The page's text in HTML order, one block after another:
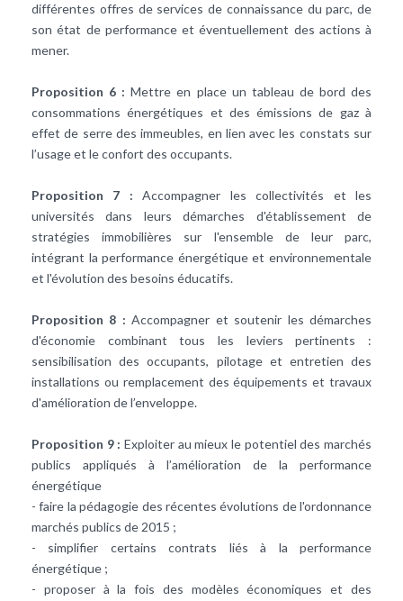
différentes offres de services de connaissance du parc, de
son état de performance et éventuellement des actions à
mener.
Proposition 6 : Mettre en place un tableau de bord des
consommations énergétiques et des émissions de gaz à
effet de serre des immeubles, en lien avec les constats sur
l’usage et le confort des occupants.
Proposition 7 : Accompagner les collectivités et les
universités dans leurs démarches d'établissement de
stratégies immobilières sur l'ensemble de leur parc,
intégrant la performance énergétique et environnementale
et l'évolution des besoins éducatifs.
Proposition 8 : Accompagner et soutenir les démarches
d'économie combinant tous les leviers pertinents :
sensibilisation des occupants, pilotage et entretien des
installations ou remplacement des équipements et travaux
d'amélioration de l’enveloppe.
Proposition 9 : Exploiter au mieux le potentiel des marchés
publics appliqués à l’amélioration de la performance
énergétique
- faire la pédagogie des récentes évolutions de l'ordonnance
marchés publics de 2015 ;
- simplifier certains contrats liés à la performance
énergétique ;
- proposer à la fois des modèles économiques et des